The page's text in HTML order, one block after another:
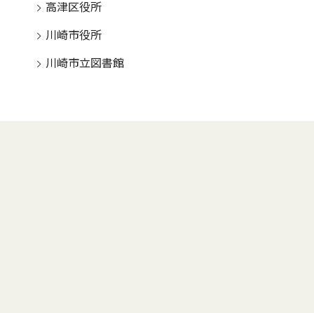
高津区役所
川崎市役所
川崎市立図書館